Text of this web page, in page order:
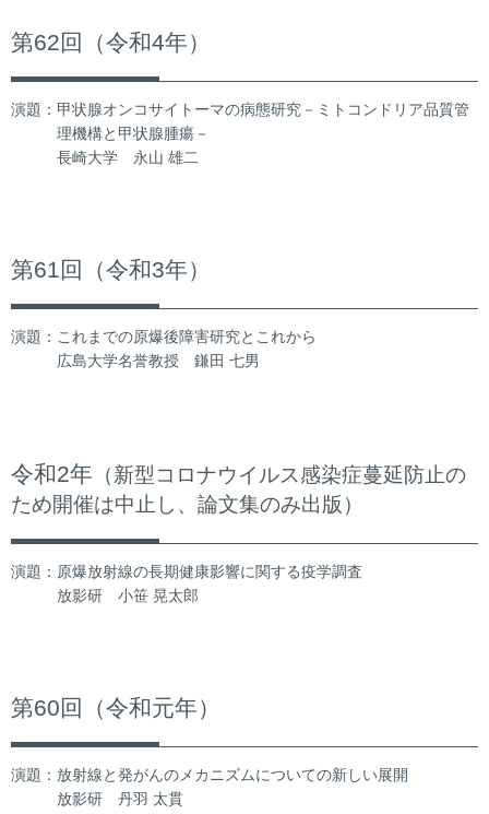
第62回（令和4年）
演題：甲状腺オンコサイトーマの病態研究－ミトコンドリア品質管
理機構と甲状腺腫瘍－
長崎大学 永山 雄二
第61回（令和3年）
演題：これまでの原爆後障害研究とこれから
広島大学名誉教授 鎌田 七男
令和2年 （新型コロナウイルス感染症蔓延防止の
ため開催は中止し、論文集のみ出版）
演題：原爆放射線の長期健康影響に関する疫学調査
放影研 小笹 晃太郎
第60回（令和元年）
演題：放射線と発がんのメカニズムについての新しい展開
放影研 丹羽 太貫